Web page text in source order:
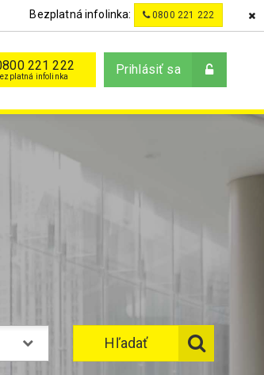
Bezplatná infolinka: 0800 221 222
221 222 Prihlásiť sa
Hľadať